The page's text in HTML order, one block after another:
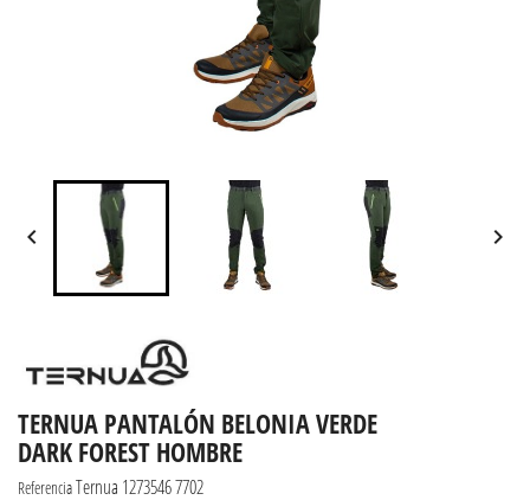
 
TERNUA PANTALÓN BELONIA VERDE
DARK FOREST HOMBRE
ReferenciaTernua 1273546 7702